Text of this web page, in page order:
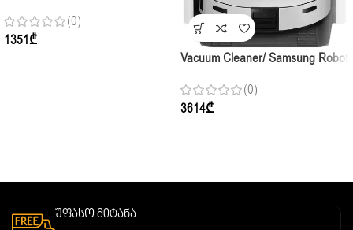
(0)
1351₾
Vacuum Cleaner/ Samsung Robot
(0)
3614₾
უფასო მიტანა.